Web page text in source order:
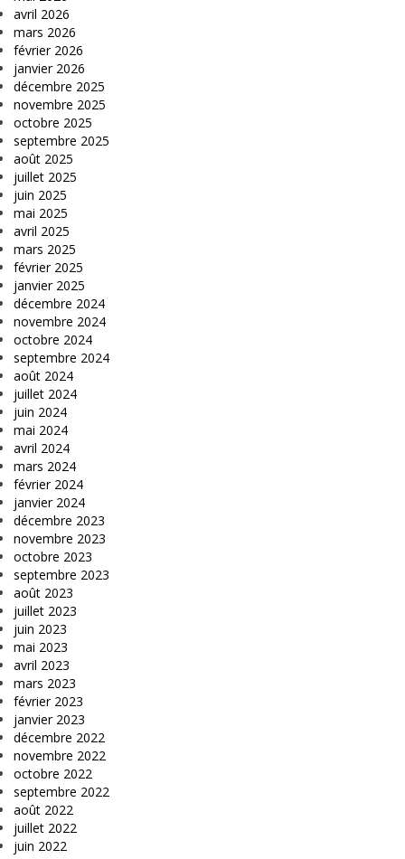
avril 2026
mars 2026
février 2026
janvier 2026
décembre 2025
novembre 2025
octobre 2025
septembre 2025
août 2025
juillet 2025
juin 2025
mai 2025
avril 2025
mars 2025
février 2025
janvier 2025
décembre 2024
novembre 2024
octobre 2024
septembre 2024
août 2024
juillet 2024
juin 2024
mai 2024
avril 2024
mars 2024
février 2024
janvier 2024
décembre 2023
novembre 2023
octobre 2023
septembre 2023
août 2023
juillet 2023
juin 2023
mai 2023
avril 2023
mars 2023
février 2023
janvier 2023
décembre 2022
novembre 2022
octobre 2022
septembre 2022
août 2022
juillet 2022
juin 2022